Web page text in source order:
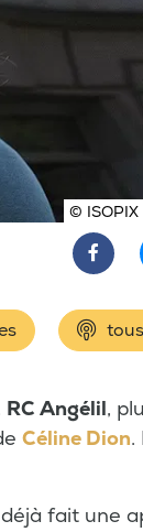
© ISOPIX
RC Angélil,
Céline Dion.
fait une